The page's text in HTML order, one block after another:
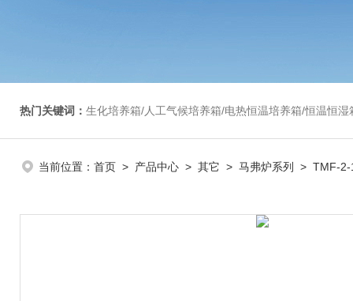
热门关键词： 生化培养箱/人工气候培养箱/电热恒温培养箱/恒温恒湿箱/光照培养箱/二氧化碳培养箱
当前位置： 首页 > 产品中心 > 其它 > 马弗炉系列 > TMF-2-